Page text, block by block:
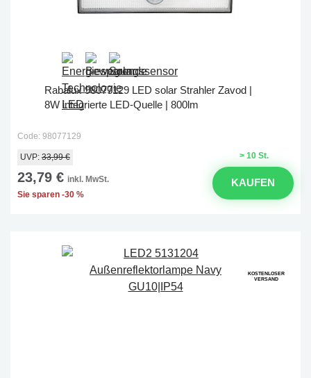
Rabalux 98077129 LED solar Strahler Zavod |
8W integrierte LED-Quelle | 800lm
Code: 98077129
> 10 St.
UVP: 33,99 €
23,79 € inkl. MwSt.
Sie sparen -30 %
KAUFEN
KOSTENLOSER
VERSAND